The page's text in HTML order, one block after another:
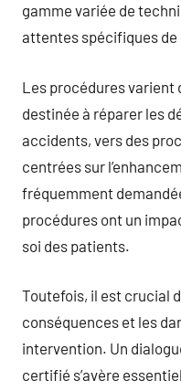
gamme variée de
attentes spécifiques
Les procédures varient
destinée à réparer les
accidents, vers des
centrées sur
fréquemment
procédures ont un
soi des patients.
Toutefois, il est crucial
conséquences et les
intervention. Un
certifié s’avère